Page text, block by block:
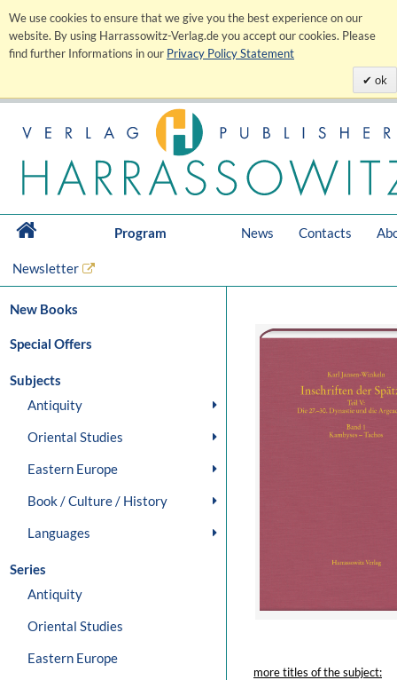
We use cookies to ensure that we give you the best experience on our
website. By using Harrassowitz-Verlag.de you accept our cookies. Please
find further Informations in our Privacy Policy Statement
ok
Program News Contacts
Newsletter
New Books
Special Offers
Subjects
Antiquity
Oriental Studies
Eastern Europe
Book / Culture / History
Languages
Series
Antiquity
Oriental Studies
Eastern Europe
more titles of the subject: